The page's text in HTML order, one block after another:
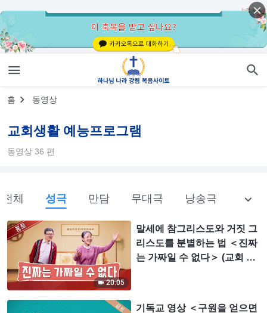
홈 동영상
교회생활 예능프로그램
동영상 36 편
전체 성극 만담 무대극 낭송극 기독
20:05
말세에 참그리스도와 거짓 그
리스도를 분별하는 법 ＜진짜
는 가짜일 수 없다＞ (교회 꽁
기독교 영상 ＜구원을 얻으면